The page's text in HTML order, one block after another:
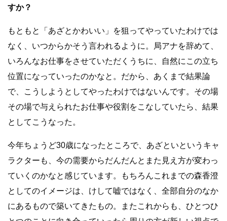
すか？
もともと「あざとかわいい」を狙ってやっていたわけでは
なく、いつからかそう言われるように。局アナを辞めて、
いろんなお仕事をさせていただくうちに、自然にこの立ち
位置になっていったのかなと。だから、あくまで結果論
で、こうしようとしてやったわけではないんです。その場
その場で与えられたお仕事や役割をこなしていたら、結果
としてこうなった。
今年ちょうど30歳になったところで、あざといというキャ
ラクターも、今の需要からだんだんとまた見え方が変わっ
ていくのかなと感じています。もちろんこれまでの森香澄
としてのイメージは、けして嘘ではなく、全部自分のなか
にあるもので築いてきたもの。またこれからも、ひとつひ